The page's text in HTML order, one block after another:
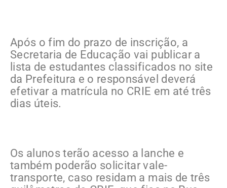
Após o fim do prazo de inscrição, a
Secretaria de Educação vai publicar a
lista de estudantes classificados no site
da Prefeitura e o responsável deverá
efetivar a matrícula no CRIE em até três
dias úteis.
Os alunos terão acesso a lanche e
também poderão solicitar vale-
transporte, caso residam a mais de três